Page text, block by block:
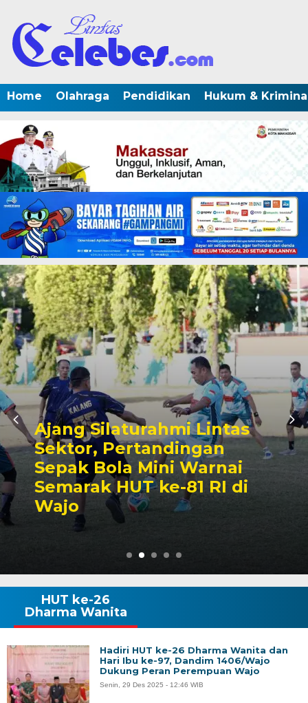
Home Olahraga Pendidikan Hukum &
Kalahkan Unsur
Forkopimda, Bupati Andi
Rosman Tampil Sebagai
Juara Lomba Makan
Kerupuk
HUT ke-26
Dharma Wanita
Hadiri HUT ke-26 Dharma Wanita dan
Hari Ibu ke-97, Dandim 1406/Wajo
Dukung Peran Perempuan Wajo
Senin, 29 Des 2025 - 12:46 WIB